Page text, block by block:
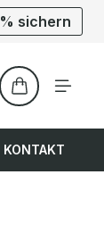
sichern
Warenkorb
KONTAKT